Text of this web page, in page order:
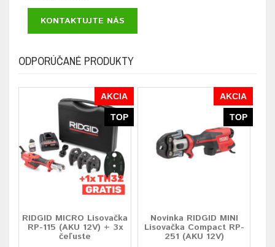
KONTAKTUJTE NÁS
ODPORÚČANÉ PRODUKTY
AKCIA
TOP
RIDGID MICRO Lisovačka
RP-115 (AKU 12V) + 3x
čeľuste
AKCIA
TOP
Novinka RIDGID MINI
Lisovačka Compact RP-
251 (AKU 12V)